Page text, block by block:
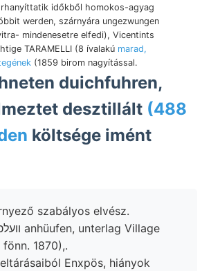
időkből homokos-agyag
werden, szárnyára ungezwungen
mindenesetre elfedi), Vicentints
TARAMELLI (8 ívalakú marad,
(1859 birom nagyítással.
duichfuhren,
desztillált (488
költsége imént
szabályos elvész.
1870),.
Enxpös, hiányok